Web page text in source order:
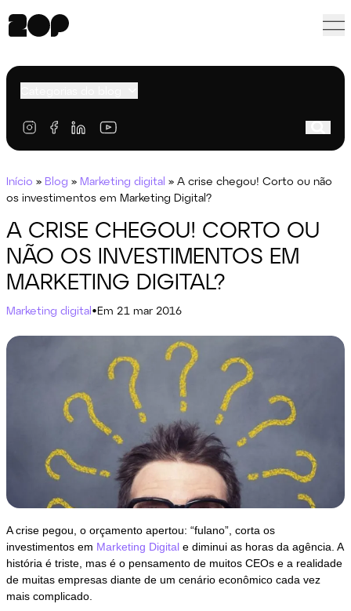
Início » Blog » Marketing digital »A crise chegou! Corto ou não
os investimentos em Marketing Digital?
A CRISE CHEGOU! CORTO OU
NÃO OS INVESTIMENTOS EM
MARKETING DIGITAL?
Marketing digital•Em 21 mar 2016
A crise pegou, o orçamento apertou: “fulano”, corta os
investimentos em Marketing Digital e diminui as horas da agência. A
história é triste, mas é o pensamento de muitos CEOs e a realidade
de muitas empresas diante de um cenário econômico cada vez
mais complicado.